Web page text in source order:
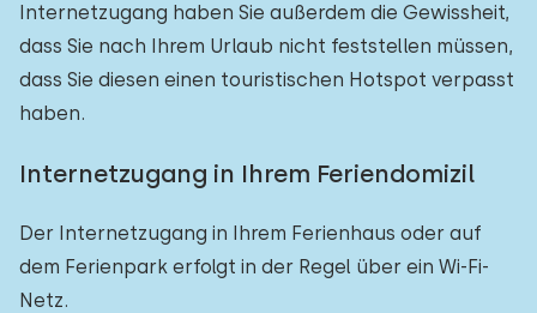
Internetzugang haben Sie außerdem die Gewissheit,
dass Sie nach Ihrem Urlaub nicht feststellen müssen,
dass Sie diesen einen touristischen Hotspot verpasst
haben.
Internetzugang in Ihrem Feriendomizil
Der Internetzugang in Ihrem Ferienhaus oder auf
dem Ferienpark erfolgt in der Regel über ein Wi-Fi-
Netz.